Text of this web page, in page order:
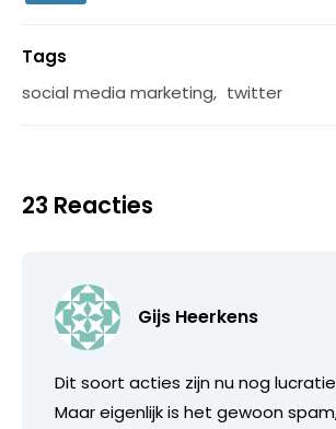
Tags
social media marketing, twitter
23 Reacties
Gijs Heerkens
Dit soort acties zijn nu nog
Maar eigenlijk is het gewoon